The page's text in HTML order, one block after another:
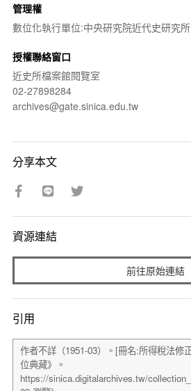
管理權
數位化執行單位:中央研究院近代史研究所
授權聯絡窗口
近史所檔案館閱覽室
02-27898284
archives@gate.sinica.edu.tw
分享本文
資源連結
前往原始連結
引用